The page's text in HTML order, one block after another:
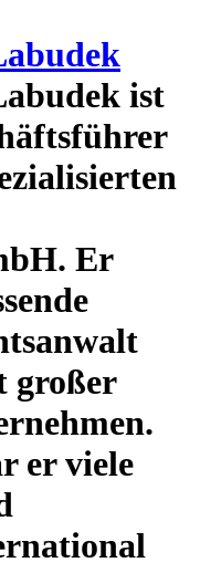
ist
Er
großer
er viele